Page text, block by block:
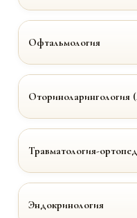
Офтальмология
Травматология-
Эндокринология